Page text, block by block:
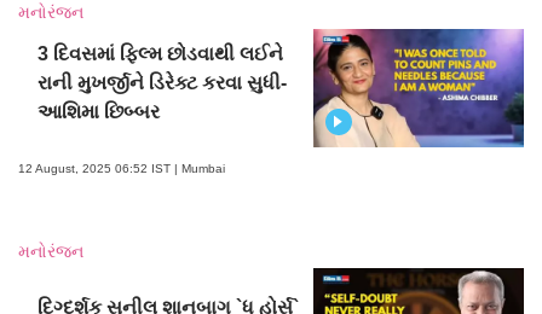
મનોરંજન
3 દિવસમાં ફિલ્મ છોડવાથી લઈને
રાની મુખર્જીને ડિરેક્ટ કરવા સુધી-
આશિમા છિબ્બર
12 August, 2025 06:52 IST | Mumbai
મનોરંજન
દિગ્દર્શક સુનીલ શાનબાગ `ધ હોર્સ`